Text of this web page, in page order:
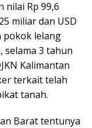
nilai Rp 99,6
miliar dan USD
pokok lelang
selama 3 tahun
Kalimantan
terkait telah
tanah.
Barat tentunya